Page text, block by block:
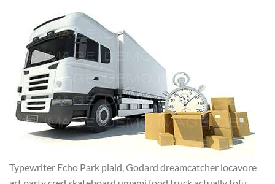
Typewriter Echo Park plaid, Godard dreamcatcher locavore